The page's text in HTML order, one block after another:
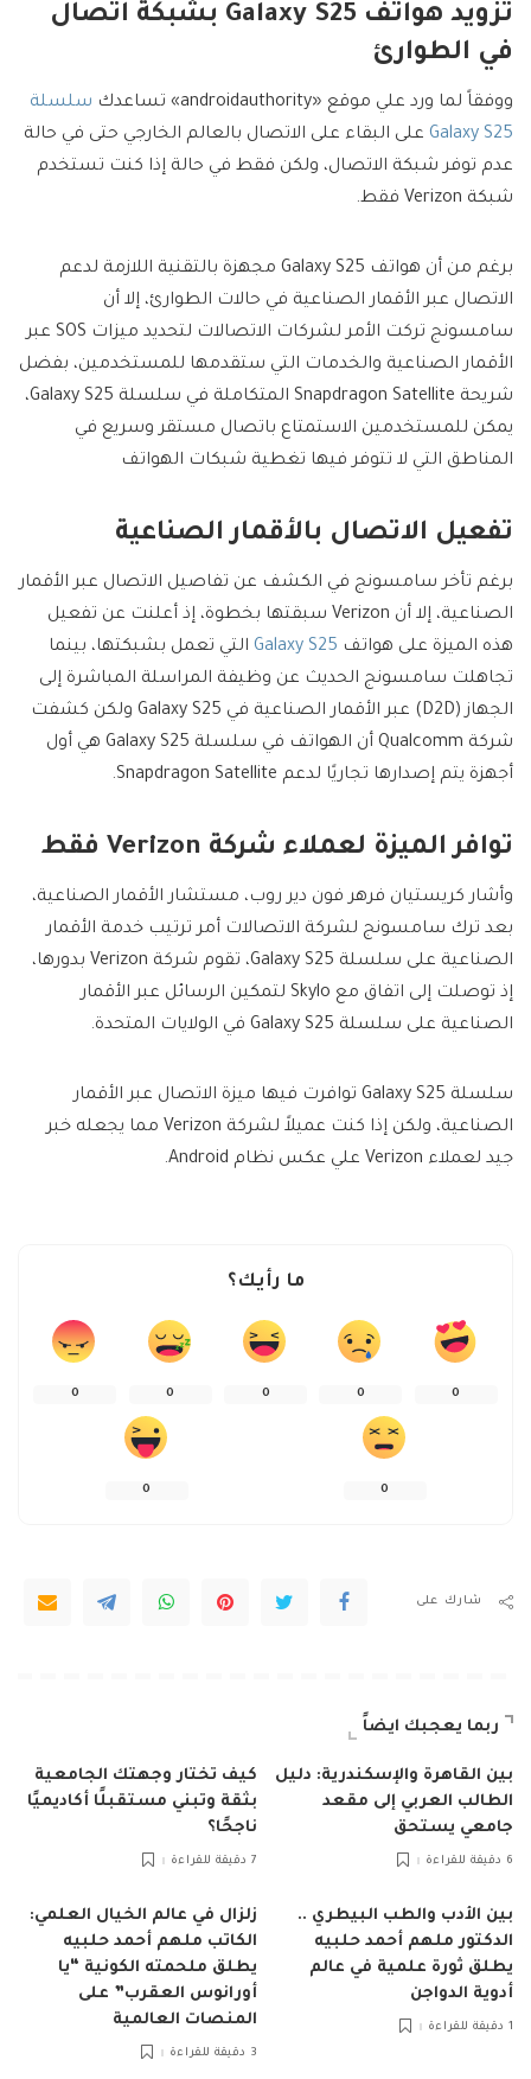
تزويد هواتف Galaxy S25 بشبكة اتصال
في الطوارئ
ووفقاً لما ورد علي موقع «androidauthority» تساعدك
سلسلة
Galaxy S25 على البقاء على الاتصال بالعالم الخارجي حتى في حالة
عدم توفر شبكة الاتصال، ولكن فقط في حالة إذا كنت تستخدم
شبكة Verizon فقط.
برغم من أن هواتف Galaxy S25 مجهزة بالتقنية اللازمة لدعم
الاتصال عبر الأقمار الصناعية في حالات الطوارئ، إلا أن
سامسونج تركت الأمر لشركات الاتصالات لتحديد ميزات SOS عبر
الأقمار الصناعية والخدمات التي ستقدمها للمستخدمين، بفضل
شريحة Snapdragon Satellite المتكاملة في سلسلة Galaxy S25،
يمكن للمستخدمين الاستمتاع باتصال مستقر وسريع في
المناطق التي لا تتوفر فيها تغطية شبكات الهواتف
تفعيل الاتصال بالأقمار الصناعية
برغم تأخر سامسونج في الكشف عن تفاصيل الاتصال عبر الأقمار
الصناعية، إلا أن Verizon سبقتها بخطوة، إذ أعلنت عن تفعيل
هذه الميزة على هواتف Galaxy S25 التي تعمل بشبكتها، بينما
تجاهلت سامسونج الحديث عن وظيفة المراسلة المباشرة إلى
الجهاز (D2D) عبر الأقمار الصناعية في Galaxy S25 ولكن كشفت
شركة Qualcomm أن الهواتف في سلسلة Galaxy S25 هي أول
أجهزة يتم إصدارها تجاريًا لدعم Snapdragon Satellite.
توافر الميزة لعملاء شركة Verizon فقط
وأشار كريستيان فرهر فون دير روب، مستشار الأقمار الصناعية،
بعد ترك سامسونج لشركة الاتصالات أمر ترتيب خدمة الأقمار
الصناعية على سلسلة Galaxy S25، تقوم شركة Verizon بدورها،
إذ توصلت إلى اتفاق مع Skylo لتمكين الرسائل عبر الأقمار
الصناعية على سلسلة Galaxy S25 في الولايات المتحدة.
سلسلة Galaxy S25 توافرت فيها ميزة الاتصال عبر الأقمار
الصناعية، ولكن إذا كنت عميلاً لشركة Verizon مما يجعله خبر
جيد لعملاء Verizon علي عكس نظام Android.
ما رأيك؟
0
0
0
0
0
0
0
شارك على
ربما يعجبك ايضاً
بين القاهرة والإسكندرية: دليل
الطالب العربي إلى مقعد
جامعي يستحق
6 دقيقة للقراءة
كيف تختار وجهتك الجامعية
بثقة وتبني مستقبلًا أكاديميًا
ناجحًا؟
7 دقيقة للقراءة
بين الأدب والطب البيطري ..
الدكتور ملهم أحمد حلبيه
يطلق ثورة علمية في عالم
أدوية الدواجن
1 دقيقة للقراءة
زلزال في عالم الخيال العلمي:
الكاتب ملهم أحمد حلبيه
يطلق ملحمته الكونية “يا
أورانوس العقرب” على
المنصات العالمية
3 دقيقة للقراءة